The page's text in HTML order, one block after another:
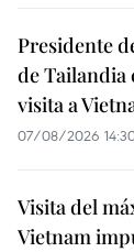
Presidente
de Tailandia
visita a
07/08/2026
Visita del
Vietnam